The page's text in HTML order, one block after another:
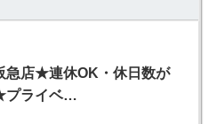
店★連休OK・休日数が
プライベ…